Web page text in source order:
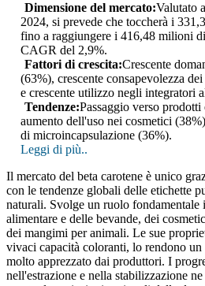
Dimensione del mercato:Valutato
2024, si prevede che toccherà i
fino a raggiungere i 416,48 milioni
CAGR del 2,9%.
Fattori di crescita:Crescente
(63%), crescente consapevolezza
e crescente utilizzo negli integratori
Tendenze:Passaggio verso
aumento dell'uso nei cosmetici
di microincapsulazione (36%).
Leggi di più..
Il mercato del beta carotene è unico
con le tendenze globali delle etichette
naturali. Svolge un ruolo
alimentare e delle bevande, dei
dei mangimi per animali. Le sue
vivaci capacità coloranti, lo rendono
molto apprezzato dai produttori. I
nell'estrazione e nella stabilizzazione